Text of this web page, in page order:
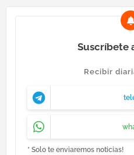
Suscríbete
Recibir
* Solo te enviaremos noticias!